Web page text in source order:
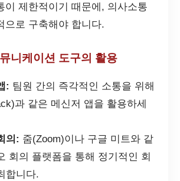
이 제한적이기 때문에, 의사소통
으로 구축해야 합니다.
니케이션 도구의 활용
: 팀원 간의 즉각적인 소통을 위해
과 같은 메신저 앱을 활용하세
의: 줌(Zoom)이나 구글 미트와 같
회의 플랫폼을 통해 정기적인 회
합니다.